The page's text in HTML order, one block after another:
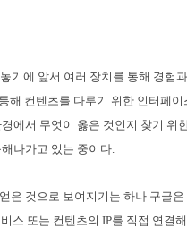
기에 앞서 여러 장치를 통해 경험
해 컨텐츠를 다루기 위한 인터페
에서 무엇이 옳은 것인지 찾기 위
나가고 있는 중이다.
은 것으로 보여지기는 하나 구글
스 또는 컨텐츠의 IP를 직접 연결